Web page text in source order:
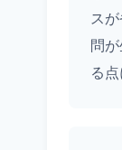
ス
問
る